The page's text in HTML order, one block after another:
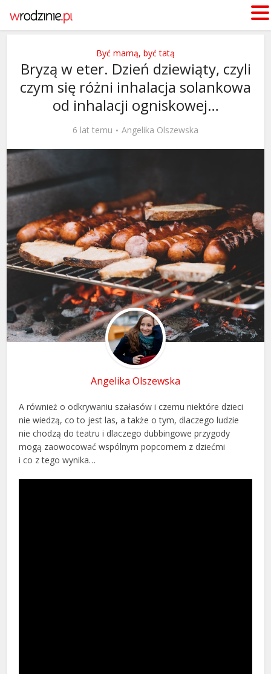
Być mamą, być tatą
Bryzą w eter. Dzień dziewiąty, czyli
czym się różni inhalacja solankowa
od inhalacji ogniskowej…
6 lat temu Angelika Olszewska
Angelika Olszewska
A również o odkrywaniu szałasów i czemu niektóre dzieci
nie wiedzą, co to jest las, a także o tym, dlaczego ludzie
nie chodzą do teatru i dlaczego dubbingowe przygody
mogą zaowocować wspólnym popcornem z dziećmi
i co z tego wynika…